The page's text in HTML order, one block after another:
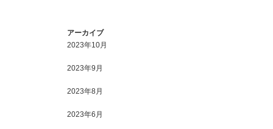
アーカイブ
2023年10月
2023年9月
2023年8月
2023年6月